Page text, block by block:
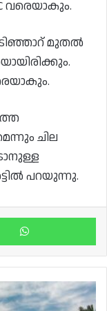
വരെയാകും.
മുതൽ
ചില
പറയുന്നു.